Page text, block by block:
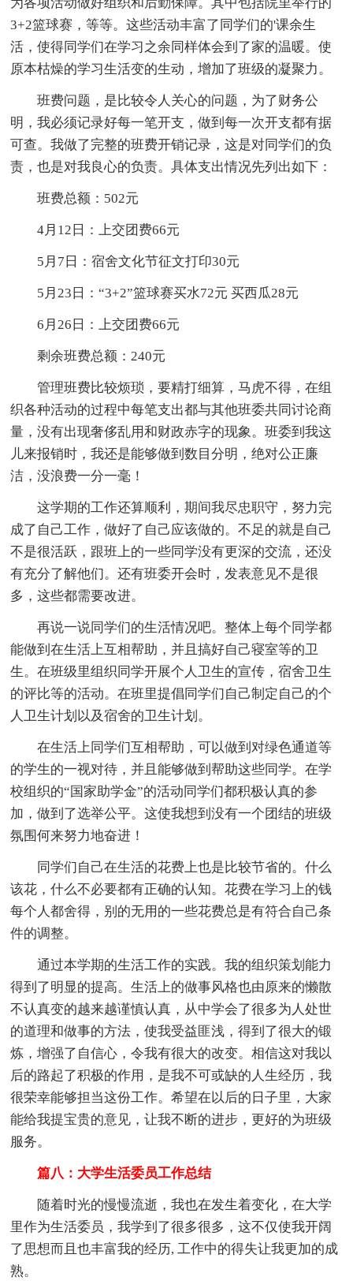
3+2篮球赛，等等。这些活动丰富了同学们的'课余生
活，使得同学们在学习之余同样体会到了家的温暖。使
原本枯燥的学习生活变的生动，增加了班级的凝聚力。
班费问题，是比较令人关心的问题，为了财务公
明，我必须记录好每一笔开支，做到每一次开支都有据
可查。我做了完整的班费开销记录，这是对同学们的负
责，也是对我良心的负责。具体支出情况先列出如下：
班费总额：502元
4月12日：上交团费66元
5月7日：宿舍文化节征文打印30元
5月23日：“3+2”篮球赛买水72元 买西瓜28元
6月26日：上交团费66元
剩余班费总额：240元
管理班费比较烦琐，要精打细算，马虎不得，在组
织各种活动的过程中每笔支出都与其他班委共同讨论商
量，没有出现奢侈乱用和财政赤字的现象。班委到我这
儿来报销时，我还是能够做到数目分明，绝对公正廉
洁，没浪费一分一毫！
这学期的工作还算顺利，期间我尽忠职守，努力完
成了自己工作，做好了自己应该做的。不足的就是自己
不是很活跃，跟班上的一些同学没有更深的交流，还没
有充分了解他们。还有班委开会时，发表意见不是很
多，这些都需要改进。
再说一说同学们的生活情况吧。整体上每个同学都
能做到在生活上互相帮助，并且搞好自己寝室等的卫
生。在班级里组织同学开展个人卫生的宣传，宿舍卫生
的评比等的活动。在班里提倡同学们自己制定自己的个
人卫生计划以及宿舍的卫生计划。
在生活上同学们互相帮助，可以做到对绿色通道等
的学生的一视对待，并且能够做到帮助这些同学。在学
校组织的“国家助学金”的活动同学们都积极认真的参
加，做到了选举公平。这使我想到没有一个团结的班级
氛围何来努力地奋进！
同学们自己在生活的花费上也是比较节省的。什么
该花，什么不必要都有正确的认知。花费在学习上的钱
每个人都舍得，别的无用的一些花费总是有符合自己条
件的调整。
通过本学期的生活工作的实践。我的组织策划能力
得到了明显的提高。生活上的做事风格也由原来的懒散
不认真变的越来越谨慎认真，从中学会了很多为人处世
的道理和做事的方法，使我受益匪浅，得到了很大的锻
炼，增强了自信心，令我有很大的改变。相信这对我以
后的路起了积极的作用，是我不可或缺的人生经历，我
很荣幸能够担当这份工作。希望在以后的日子里，大家
能给我提宝贵的意见，让我不断的进步，更好的为班级
服务。
篇八：大学生活委员工作总结
随着时光的慢慢流逝，我也在发生着变化，在大学
里作为生活委员，我学到了很多很多，这不仅使我开阔
了思想而且也丰富我的经历, 工作中的得失让我更加的成
熟。